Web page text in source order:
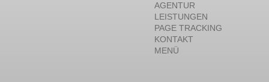
AGENTUR
LEISTUNGEN
PAGE TRACKING
KONTAKT
MENÜ